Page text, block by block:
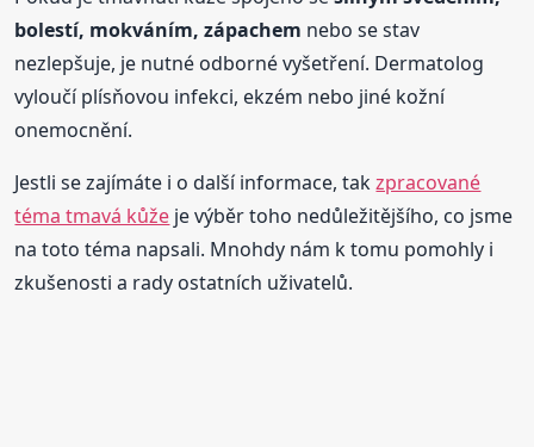
bolestí, mokváním, zápachem nebo se stav
nezlepšuje, je nutné odborné vyšetření. Dermatolog
vyloučí plísňovou infekci, ekzém nebo jiné kožní
onemocnění.
Jestli se zajímáte i o další informace, takzpracované
téma tmavá kůže je výběr toho nedůležitějšího, co jsme
na toto téma napsali. Mnohdy nám k tomu pomohly i
zkušenosti a rady ostatních uživatelů.